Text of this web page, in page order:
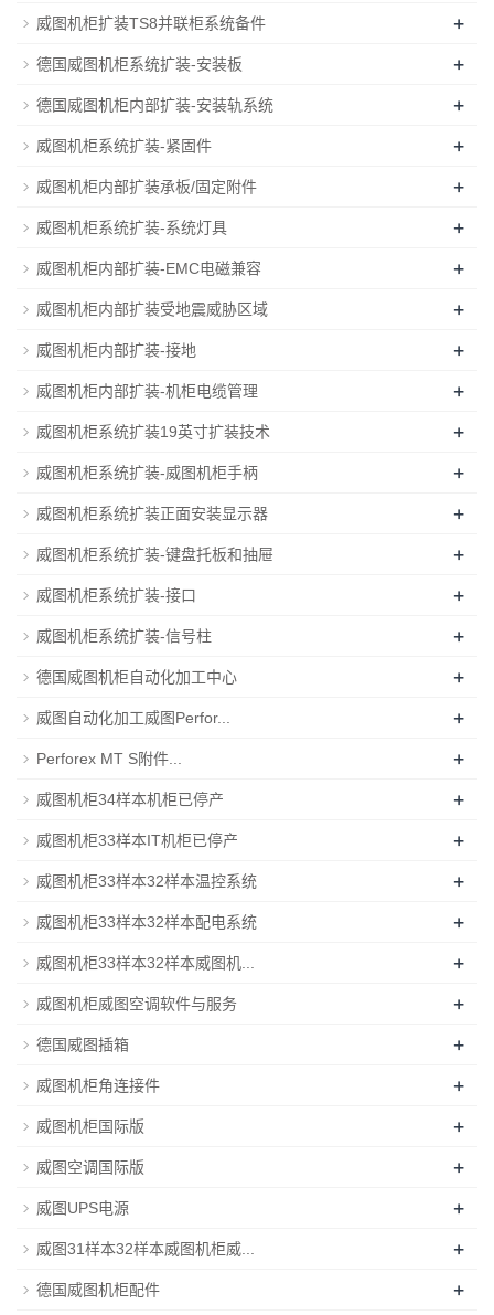
威图机柜扩装TS8并联柜系统备件 +
德国威图机柜系统扩装-安装板 +
德国威图机柜内部扩装-安装轨系统 +
威图机柜系统扩装-紧固件 +
威图机柜内部扩装承板/固定附件 +
威图机柜系统扩装-系统灯具 +
威图机柜内部扩装-EMC电磁兼容 +
威图机柜内部扩装受地震威胁区域 +
威图机柜内部扩装-接地 +
威图机柜内部扩装-机柜电缆管理 +
威图机柜系统扩装19英寸扩装技术 +
威图机柜系统扩装-威图机柜手柄 +
威图机柜系统扩装正面安装显示器 +
威图机柜系统扩装-键盘托板和抽屉 +
威图机柜系统扩装-接口 +
威图机柜系统扩装-信号柱 +
德国威图机柜自动化加工中心 +
威图自动化加工威图Perfor... +
Perforex MT S附件... +
威图机柜34样本机柜已停产 +
威图机柜33样本IT机柜已停产 +
威图机柜33样本32样本温控系统 +
威图机柜33样本32样本配电系统 +
威图机柜33样本32样本威图机... +
威图机柜威图空调软件与服务 +
德国威图插箱 +
威图机柜角连接件 +
威图机柜国际版 +
威图空调国际版 +
威图UPS电源 +
威图31样本32样本威图机柜威... +
德国威图机柜配件 +